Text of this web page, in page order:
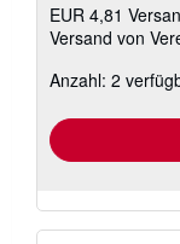
EUR 4,81
Versand von
Anzahl: 2